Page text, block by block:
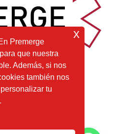
Premerge
que nuestra
Además, si nos
también nos
tu
x